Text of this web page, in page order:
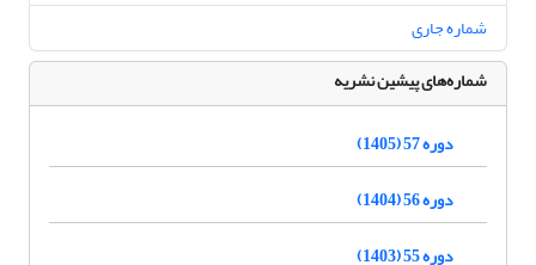
شماره جاری
شماره‌های پیشین نشریه
دوره 57 (1405)
دوره 56 (1404)
دوره 55 (1403)